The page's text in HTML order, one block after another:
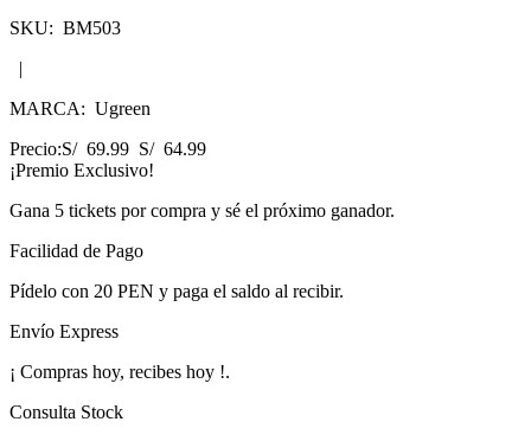
SKU: BM503
|
MARCA: Ugreen
Precio:S/ 69.99 S/ 64.99
¡Premio Exclusivo!
Gana 5 tickets por compra y sé el próximo ganador.
Facilidad de Pago
Pídelo con 20 PEN y paga el saldo al recibir.
Envío Express
¡ Compras hoy, recibes hoy !.
Consulta Stock